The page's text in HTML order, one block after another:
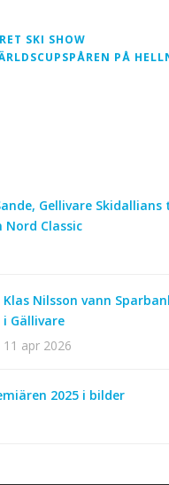
SKI SHOW
PÅ
Gellivare
Nord Classic
Klas Nilsson vann
i Gällivare
11 apr 2026
2025 i bilder